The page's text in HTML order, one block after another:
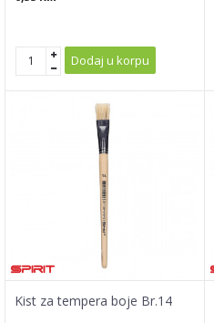
Dodaj u korpu
Kist za tempera boje Br.14